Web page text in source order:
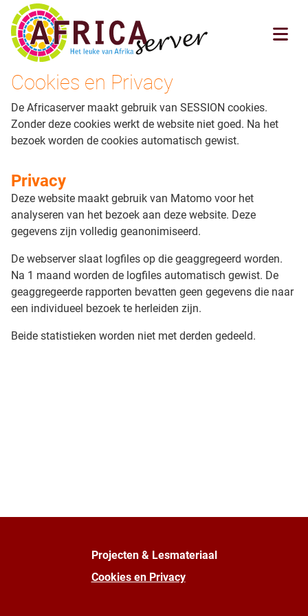
Cookies en Privacy
De Africaserver maakt gebruik van SESSION cookies.
Zonder deze cookies werkt de website niet goed. Na het
bezoek worden de cookies automatisch gewist.
Privacy
Deze website maakt gebruik van Matomo voor het
analyseren van het bezoek aan deze website. Deze
gegevens zijn volledig geanonimiseerd.
De webserver slaat logfiles op die geaggregeerd worden.
Na 1 maand worden de logfiles automatisch gewist. De
geaggregeerde rapporten bevatten geen gegevens die naar
een individueel bezoek te herleiden zijn.
Beide statistieken worden niet met derden gedeeld.
Projecten & Lesmateriaal
Cookies en Privacy